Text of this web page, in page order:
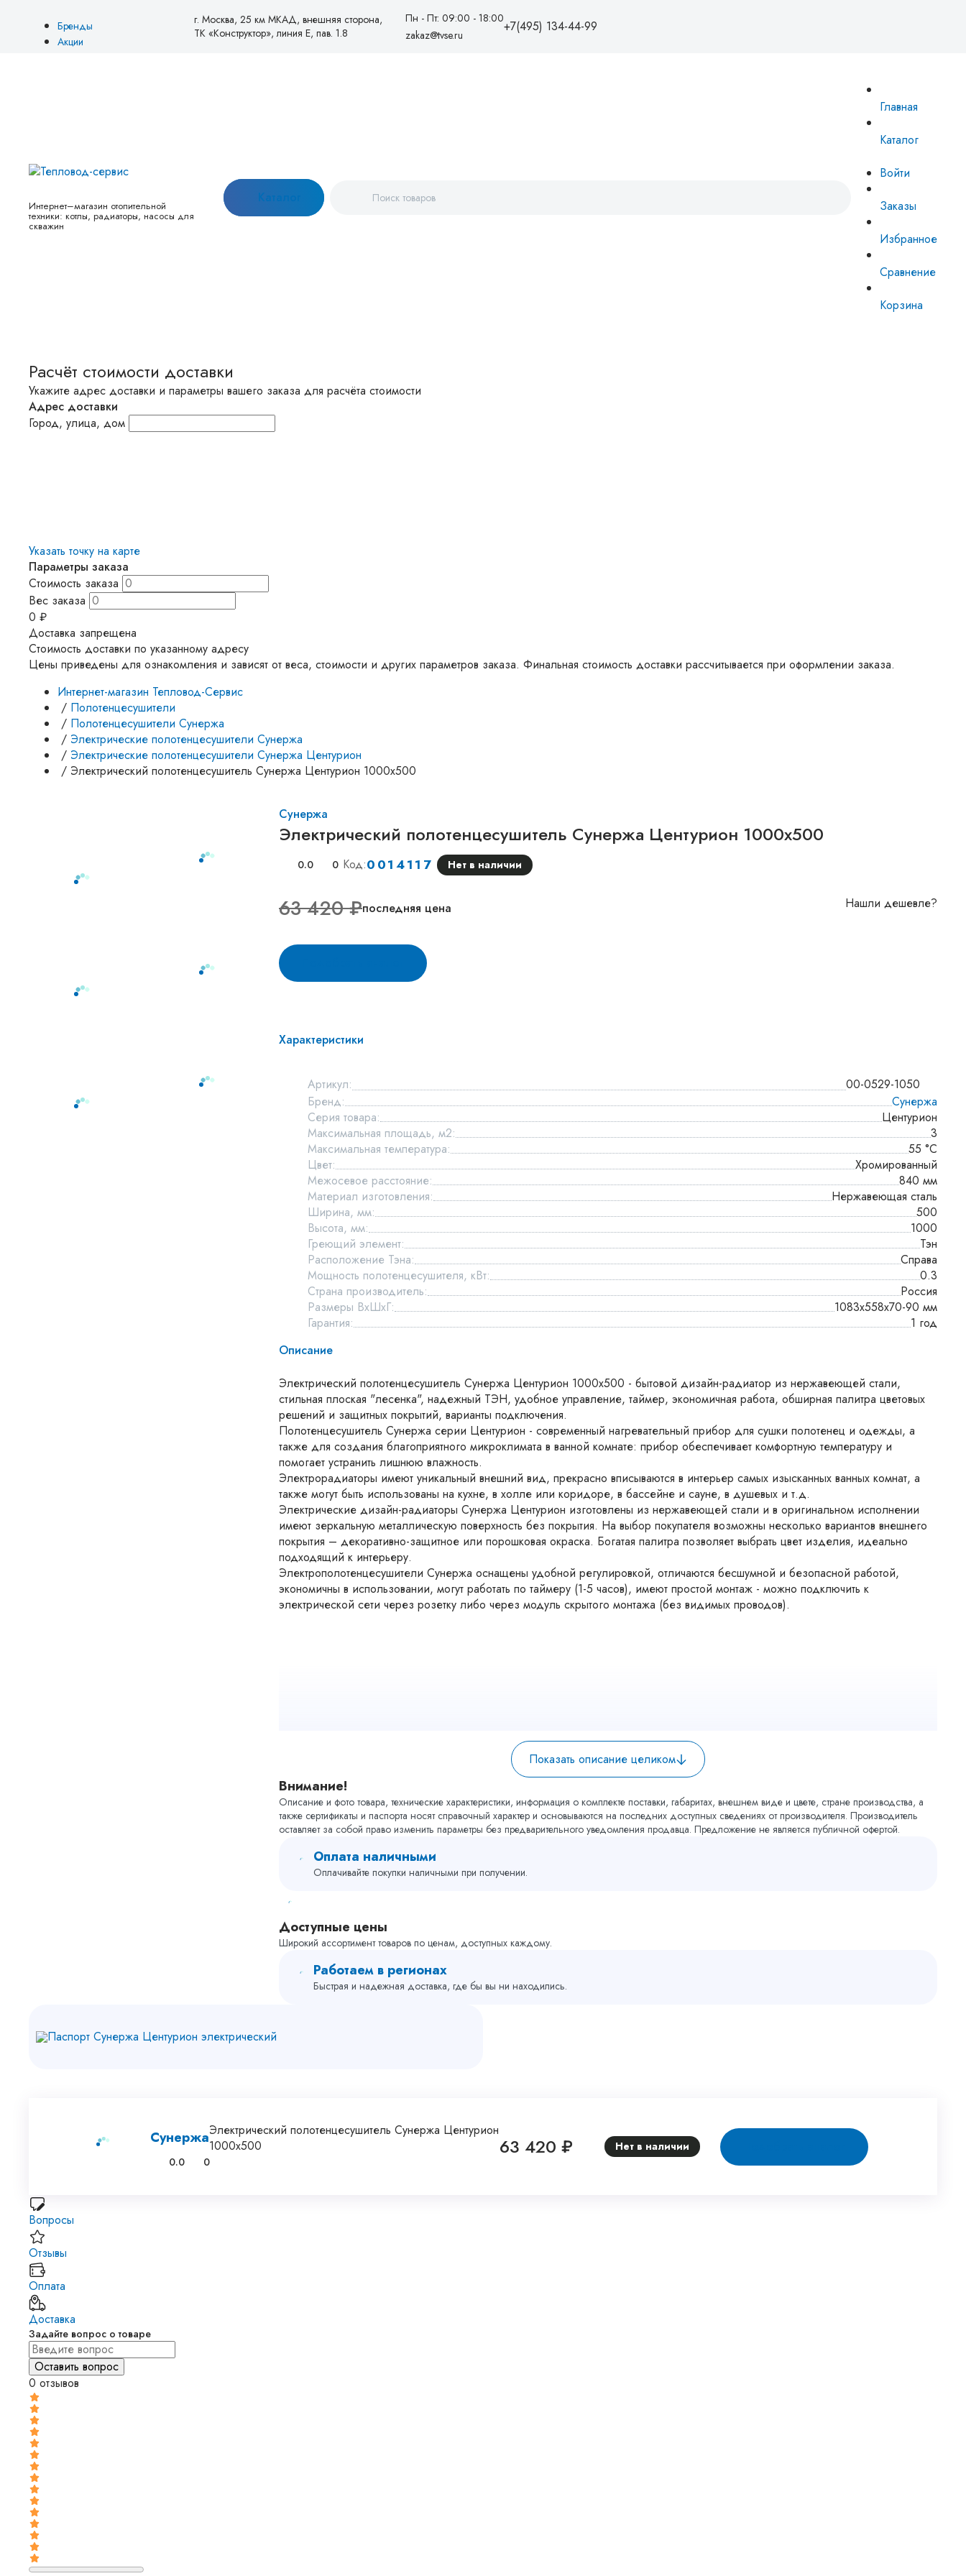
Бренды
Акции
Контакты
г. Москва, 25 км МКАД, внешняя сторона,
ТК «Конструктор», линия Е, пав. 1.8
Пн - Пт: 09:00 - 18:00
zakaz@tvse.ru
+7(495) 134-44-99
Интернет–магазин отопительной
техники: котлы, радиаторы, насосы для
скважин
Каталог
Главная
Каталог
Войти
Заказы
Избранное
Сравнение
Корзина
Расчёт стоимости доставки
Укажите адрес доставки и параметры вашего заказа для расчёта стоимости
Адрес доставки
Город, улица, дом
Указать точку на карте
Параметры заказа
Стоимость заказа
Вес заказа
0 ₽
Доставка запрещена
Стоимость доставки по указанному адресу
Цены приведены для ознакомления и зависят от веса, стоимости и других параметров заказа. Финальная стоимость доставки рассчитывается при оформлении заказа.
Интернет-магазин Тепловод-Сервис
/ Полотенцесушители
/ Полотенцесушители Сунержа
/ Электрические полотенцесушители Сунержа
/ Электрические полотенцесушители Сунержа Центурион
/ Электрический полотенцесушитель Сунержа Центурион 1000х500
Сунержа
Электрический полотенцесушитель Сунержа Центурион 1000х500
0.0 0 Код:0014117 Нет в наличии
63 420 ₽последняя цена Нашли дешевле?
Характеристики
Артикул:
00-0529-1050
Бренд:
Сунержа
Серия товара:
Центурион
Максимальная площадь, м2:
3
Максимальная температура:
55 °С
Цвет:
Хромированный
Межосевое расстояние:
840 мм
Материал изготовления:
Нержавеющая сталь
Ширина, мм:
500
Высота, мм:
1000
Греющий элемент:
Тэн
Расположение Тэна:
Справа
Мощность полотенцесушителя, кВт:
0.3
Страна производитель:
Россия
Размеры ВхШхГ:
1083х558х70-90 мм
Гарантия:
1 год
Описание
Электрический полотенцесушитель Сунержа Центурион 1000х500 - бытовой дизайн-радиатор из нержавеющей стали,
стильная плоская "лесенка", надежный ТЭН, удобное управление, таймер, экономичная работа, обширная палитра цветовых
решений и защитных покрытий, варианты подключения.
Полотенцесушитель Сунержа серии Центурион - современный нагревательный прибор для сушки полотенец и одежды, а
также для создания благоприятного микроклимата в ванной комнате: прибор обеспечивает комфортную температуру и
помогает устранить лишнюю влажность.
Электрорадиаторы имеют уникальный внешний вид, прекрасно вписываются в интерьер самых изысканных ванных комнат, а
также могут быть использованы на кухне, в холле или коридоре, в бассейне и сауне, в душевых и т.д.
Электрические дизайн-радиаторы Сунержа Центурион изготовлены из нержавеющей стали и в оригинальном исполнении
имеют зеркальную металлическую поверхность без покрытия. На выбор покупателя возможны несколько вариантов внешнего
покрытия – декоративно-защитное или порошковая окраска. Богатая палитра позволяет выбрать цвет изделия, идеально
подходящий к интерьеру.
Электрополотенцесушители Сунержа оснащены удобной регулировкой, отличаются бесшумной и безопасной работой,
экономичны в использовании, могут работать по таймеру (1-5 часов), имеют простой монтаж - можно подключить к
электрической сети через розетку либо через модуль скрытого монтажа (без видимых проводов).
Показать описание целиком
Внимание!
Описание и фото товара, технические характеристики, информация о комплекте поставки, габаритах, внешнем виде и цвете, стране производства, а
также сертификаты и паспорта носят справочный характер и основываются на последних доступных сведениях от производителя. Производитель
оставляет за собой право изменить параметры без предварительного уведомления продавца. Предложение не является публичной офертой.
Оплата наличными
Оплачивайте покупки наличными при получении.
Доступные цены
Широкий ассортимент товаров по ценам, доступных каждому.
Работаем в регионах
Быстрая и надежная доставка, где бы вы ни находились.
Паспорт Сунержа Центурион электрический
СунержаЭлектрический полотенцесушитель Сунержа Центурион
1000х500
0.0 0
63 420 ₽ Нет в наличии
Вопросы
Отзывы
Оплата
Доставка
Задайте вопрос о товаре
0 отзывов